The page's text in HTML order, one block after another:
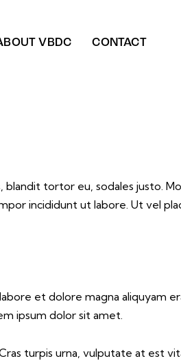
VBDC CONTACT
blandit tortor eu, sodales justo.
incididunt ut labore. Ut vel
et dolore magna aliquyam
ipsum dolor sit amet.
turpis urna, vulputate at est